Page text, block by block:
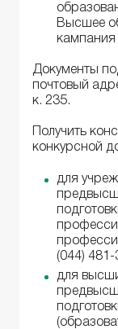
Высшее
кампания
Документы
почтовый
к. 235.
Получить
конкурсной
для
(044)
для